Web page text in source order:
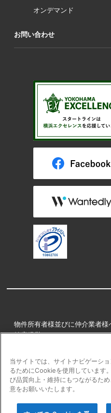
オンデマンド
お問い合わせ
物件所有者様並びに仲介業者様
健康経営
プライバシーポリシー
障害者の表記について
当サイトでは、サイトナビゲーシ
るためにCookieを使用しています
び品質向上・維持にもつながるた
意をお願いいたします。